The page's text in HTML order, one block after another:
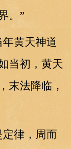
。”
黄天神道
当初，黄天
末法降临，
律，周而